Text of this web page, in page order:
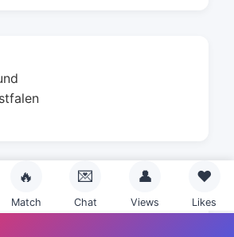
🔥
Match
💌
Chat
👤
Views
❤️
Likes